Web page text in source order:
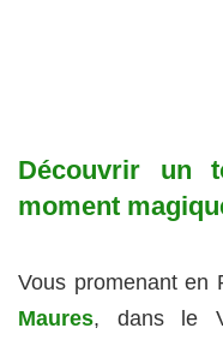
Découvrir un
moment
Vous promenant en
Maures, dans le